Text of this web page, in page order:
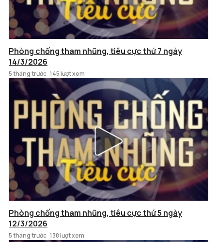
Phòng chống tham nhũng, tiêu cực thứ 7 ngày
14/3/2026
5 tháng trước 145 lượt xem
Phòng chống tham nhũng, tiêu cực thứ 5 ngày
12/3/2026
5 tháng trước 138 lượt xem